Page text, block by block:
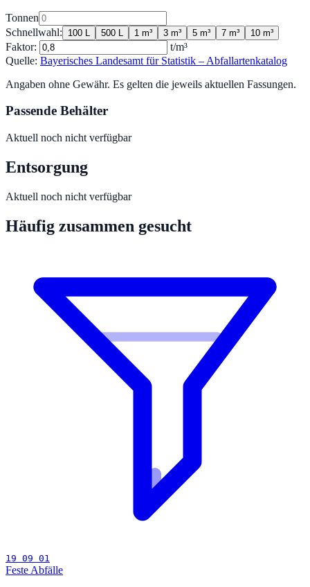
Tonnen
Schnellwahl:
100 L 500 L 1 m³ 3 m³ 5 m³ 7 m³ 10 m³
Faktor:
t/m³
Quelle: Bayerisches Landesamt für Statistik – Abfallartenkatalog
Angaben ohne Gewähr. Es gelten die jeweils aktuellen Fassungen.
Passende Behälter
Aktuell noch nicht verfügbar
Entsorgung
Aktuell noch nicht verfügbar
Häufig zusammen gesucht
19 09 01
Feste Abfälle